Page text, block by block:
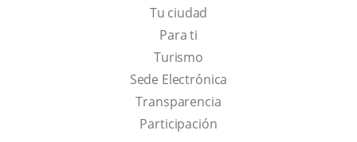
Tu ciudad
Para ti
TurismoThis
link
will
open
Sede Electrónica
Transparencia
Participación